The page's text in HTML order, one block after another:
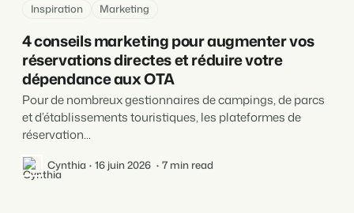
Inspiration Marketing
4 conseils marketing pour augmenter vos
réservations directes et réduire votre
dépendance aux OTA
Pour de nombreux gestionnaires de campings, de parcs
et d’établissements touristiques, les plateformes de
réservation...
Cynthia 16 juin 2026 7 min read